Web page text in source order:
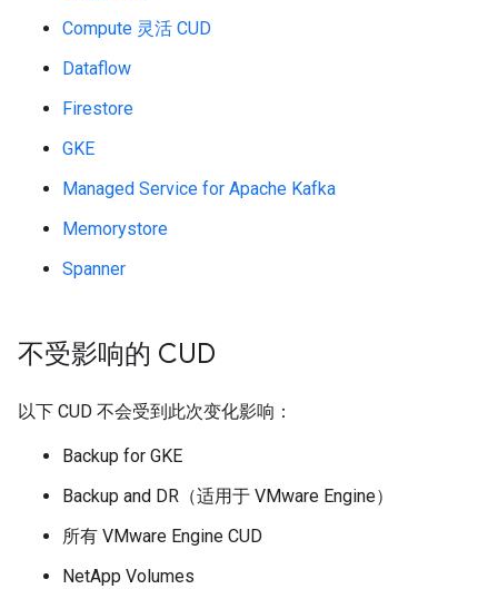
Compute 灵活 CUD
Dataflow
Firestore
GKE
Managed Service for Apache Kafka
Memorystore
Spanner
不受影响的 CUD
以下 CUD 不会受到此次变化影响：
Backup for GKE
Backup and DR（适用于 VMware Engine）
所有 VMware Engine CUD
NetApp Volumes